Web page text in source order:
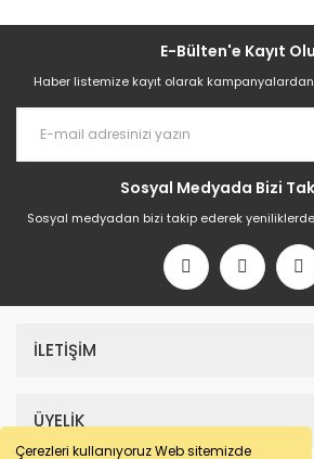
Çerezleri kullanıyoruz Web sitemizde
E-Bülten'e Kayıt
Haber listemize kayıt olarak
Sosyal Medyada Bizi
Sosyal medyadan bizi takip ederek
İLETİŞİM
ÜYELİK